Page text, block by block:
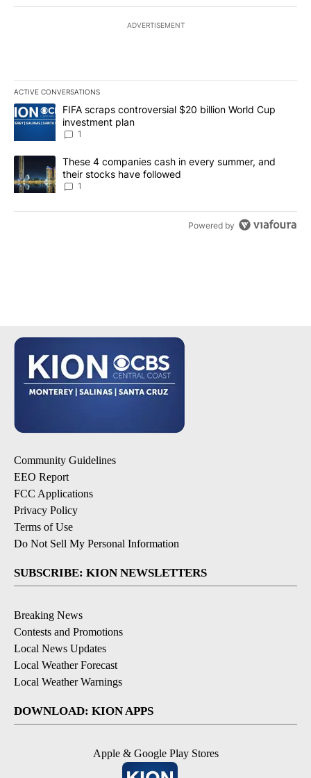
ADVERTISEMENT
ACTIVE CONVERSATIONS
The following is a list of the most commented articles in the last
A trending article titled "FIFA scraps controversial $20 billion
FIFA scraps controversial $20 billion World Cup
investment plan
1
A trending article titled "These 4 companies cash in every
These 4 companies cash in every summer, and
their stocks have followed
1
Powered by
Community Guidelines
EEO Report
FCC Applications
Privacy Policy
Terms of Use
Do Not Sell My Personal Information
SUBSCRIBE: KION NEWSLETTERS
Breaking News
Contests and Promotions
Local News Updates
Local Weather Forecast
Local Weather Warnings
DOWNLOAD: KION APPS
Apple & Google Play Stores